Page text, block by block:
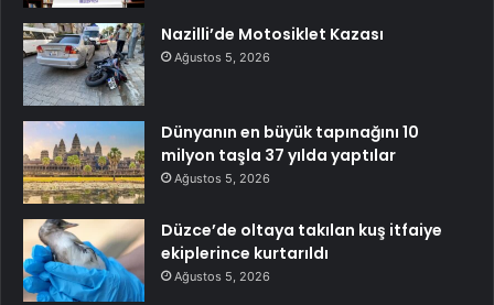
Nazilli’de Motosiklet Kazası
Ağustos 5, 2026
Dünyanın en büyük tapınağını 10
milyon taşla 37 yılda yaptılar
Ağustos 5, 2026
Düzce’de oltaya takılan kuş itfaiye
ekiplerince kurtarıldı
Ağustos 5, 2026